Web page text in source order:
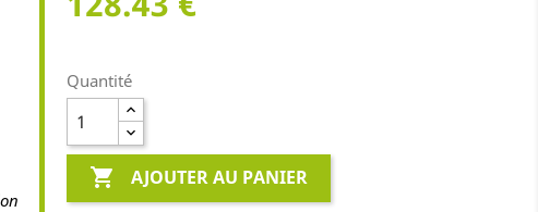
Quantité
 AJOUTER AU PANIER